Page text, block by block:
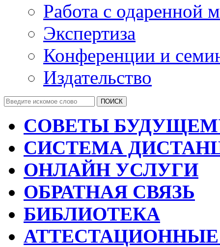
Работа с одаренной
Экспертиза
Конференции и
Издательство
СОВЕТЫ
СИСТЕМА
ОНЛАЙН УСЛУГИ
ОБРАТНАЯ СВЯЗЬ
БИБЛИОТЕКА